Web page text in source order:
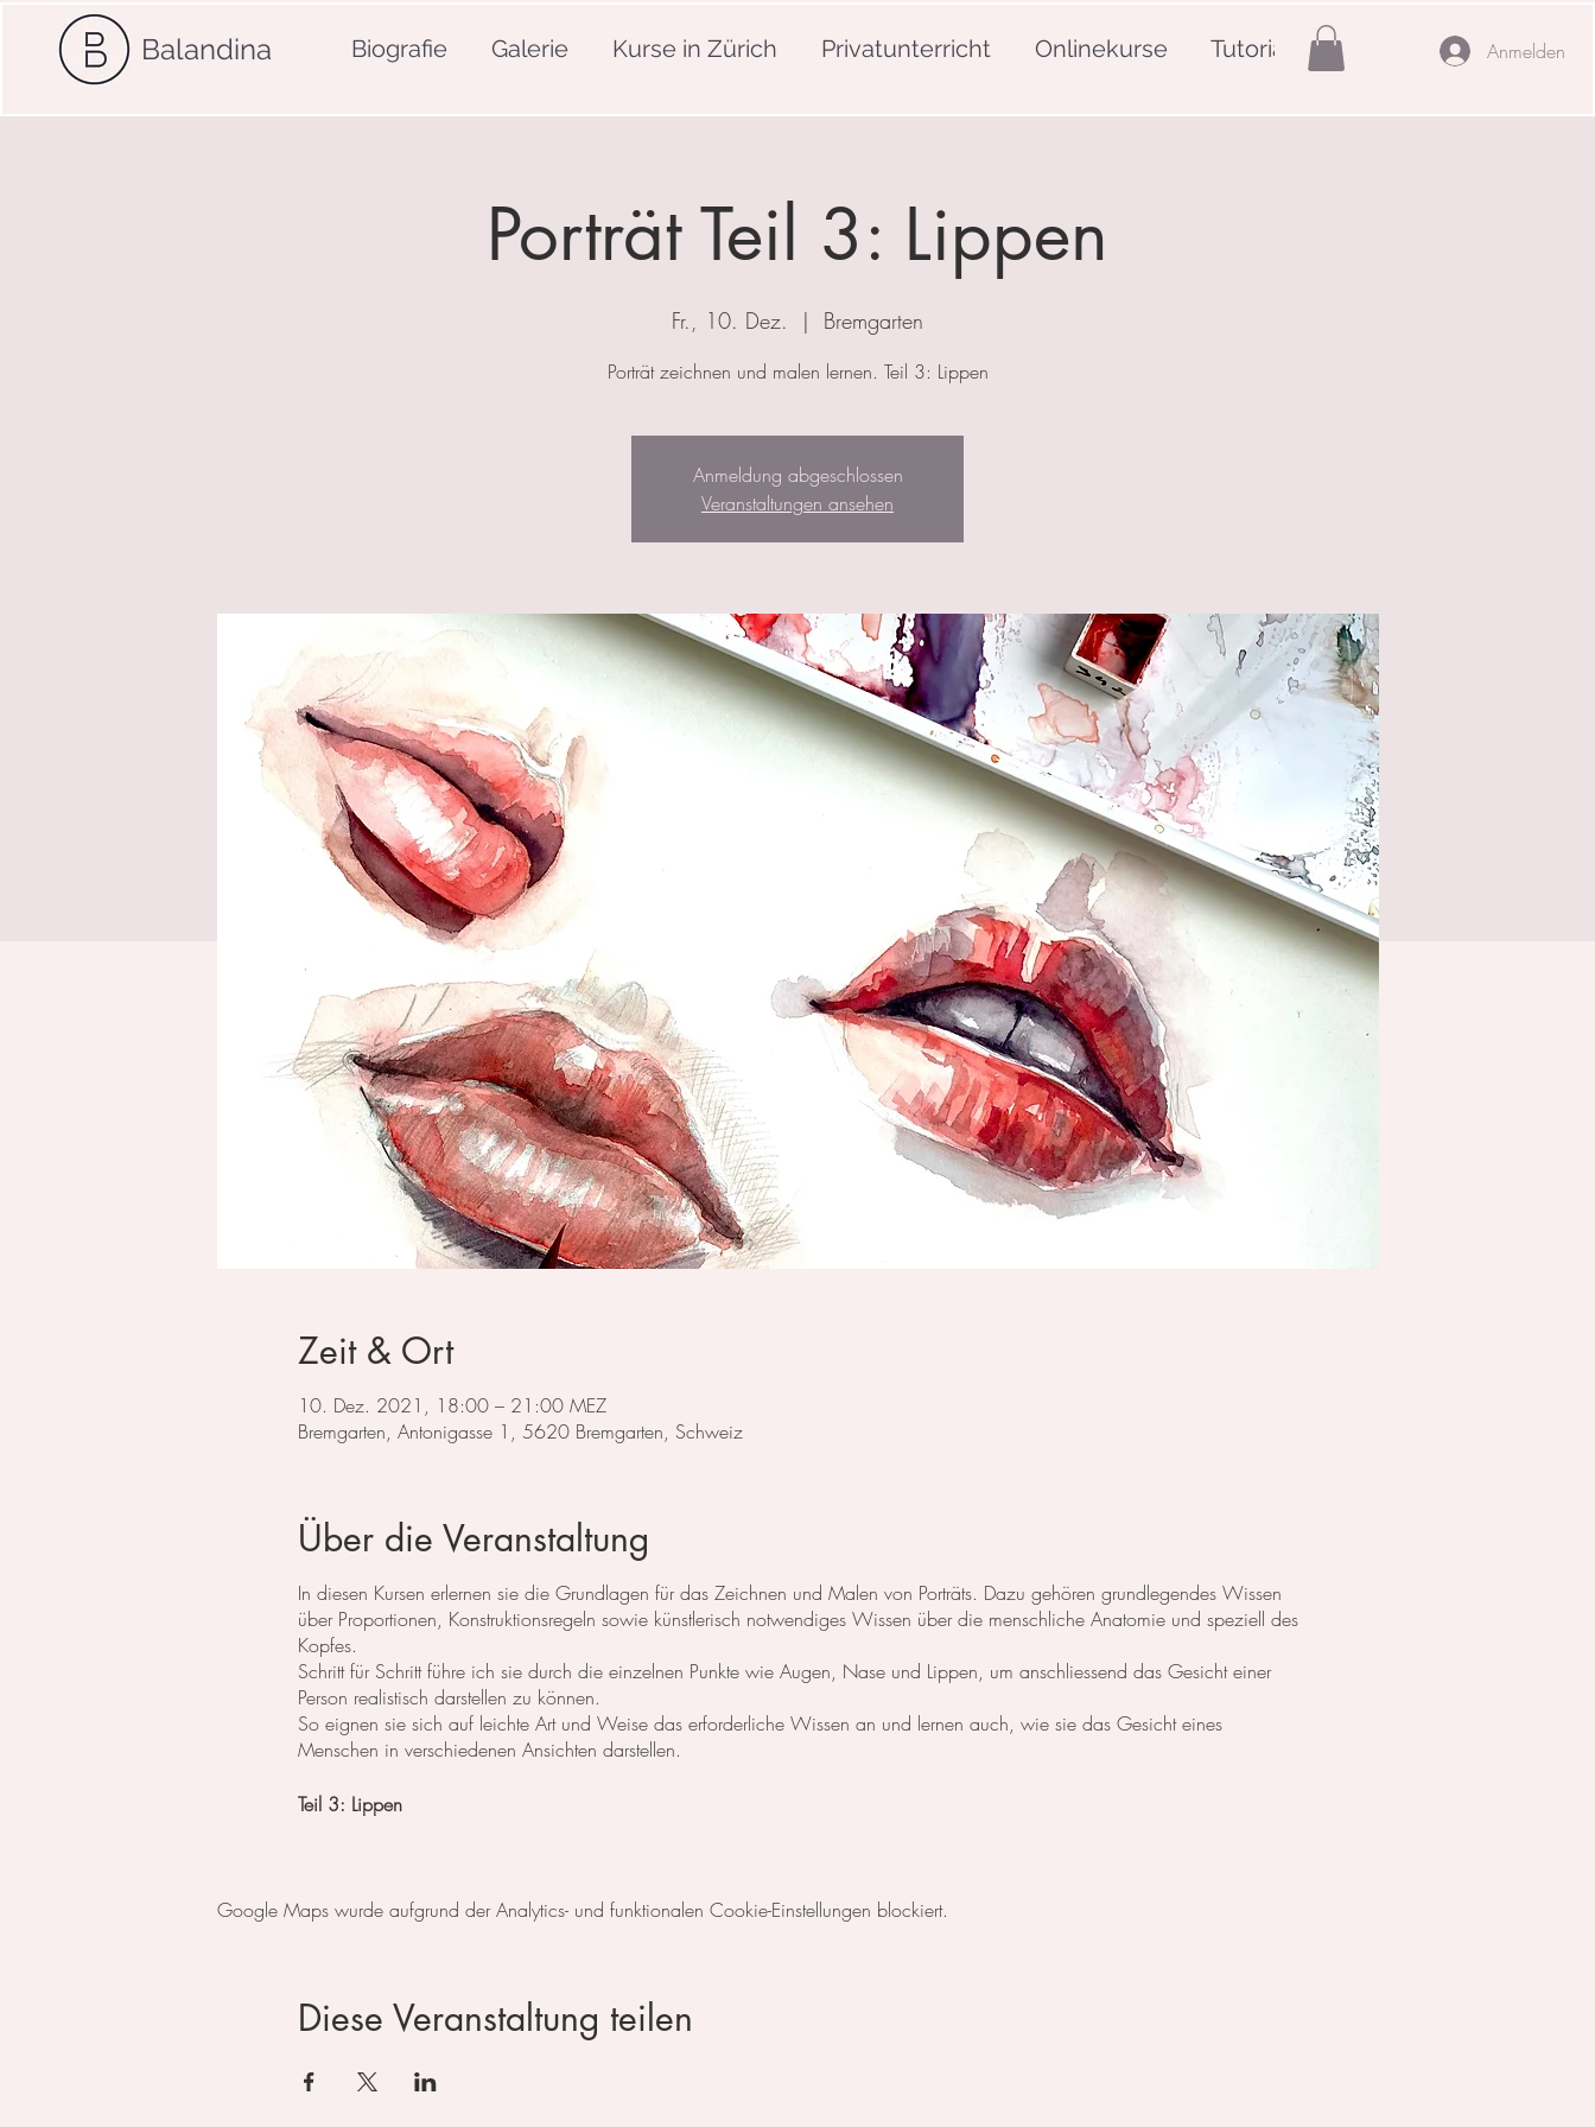
Balandina Biografie Galerie Kurse in Zürich Privatunterricht Onlinekurse Tutorials Anmelden
Porträt Teil 3: Lippen
Fr., 10. Dez.
  |
Bremgarten
Porträt zeichnen und malen lernen. Teil 3: Lippen
Anmeldung abgeschlossen
Veranstaltungen ansehen
Zeit & Ort
10. Dez. 2021, 18:00 – 21:00 MEZ
Bremgarten, Antonigasse 1, 5620 Bremgarten, Schweiz
Über die Veranstaltung
In diesen Kursen erlernen sie die Grundlagen für das Zeichnen und Malen von Porträts. Dazu gehören grundlegendes Wissen
über Proportionen, Konstruktionsregeln sowie künstlerisch notwendiges Wissen über die menschliche Anatomie und speziell des
Kopfes.
Schritt für Schritt führe ich sie durch die einzelnen Punkte wie Augen, Nase und Lippen, um anschliessend das Gesicht einer
Person realistisch darstellen zu können.
So eignen sie sich auf leichte Art und Weise das erforderliche Wissen an und lernen auch, wie sie das Gesicht eines
Menschen in verschiedenen Ansichten darstellen.
Teil 3: Lippen
Tag 2: Nase
Tag 5: Kopf im Profil
Tag 6: Kopf geneigt
Google Maps wurde aufgrund der Analytics- und funktionalen Cookie-Einstellungen blockiert.
Diese Veranstaltung teilen